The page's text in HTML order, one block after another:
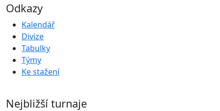
Odkazy
Kalendář
Divize
Tabulky
Týmy
Ke stažení
Nejbližší turnaje